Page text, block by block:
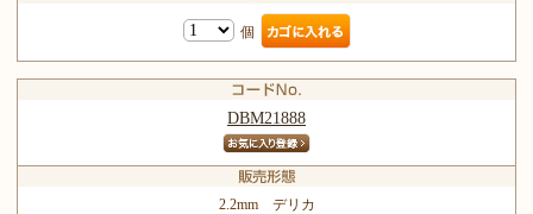
個
DBM21888
2.2mm デリカ